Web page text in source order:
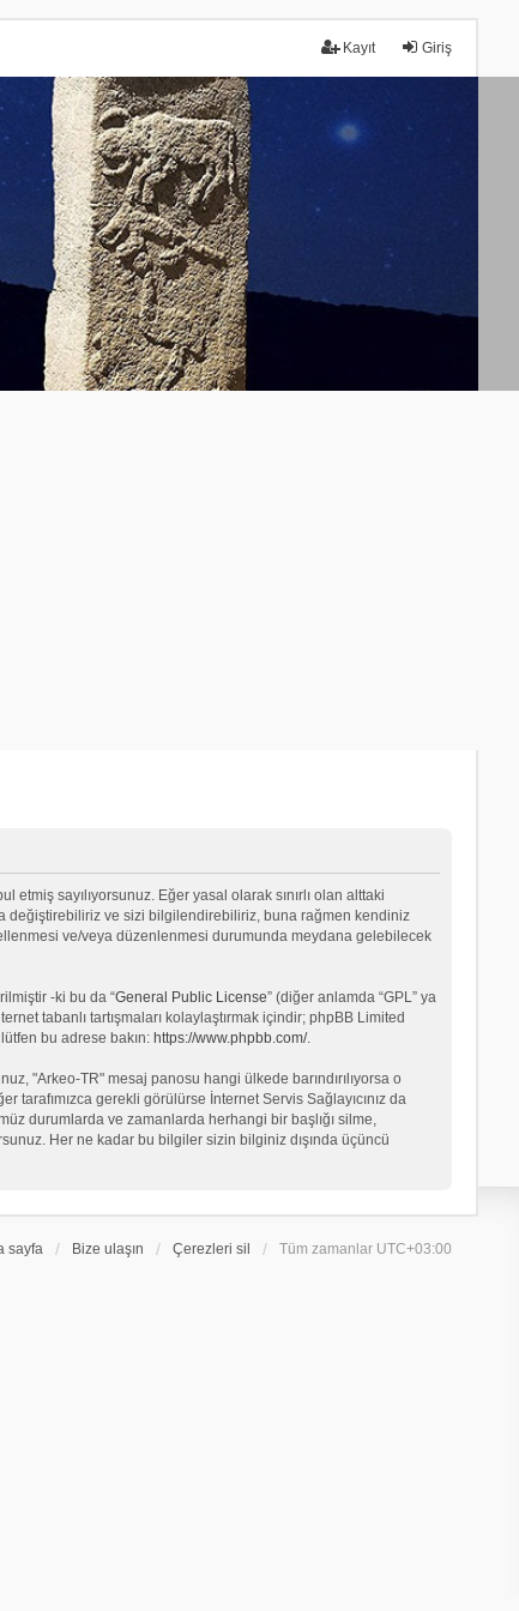
Giriş
Kayıt
etmiş sayılıyorsunuz. Eğer yasal olarak sınırlı olan alttaki
değiştirebiliriz ve sizi bilgilendirebiliriz, buna rağmen kendiniz
ve/veya düzenlenmesi durumunda meydana gelebilecek
-ki bu da “General Public License” (diğer anlamda “GPL” ya
tabanlı tartışmaları kolaylaştırmak içindir; phpBB Limited
bu adrese bakın: https://www.phpbb.com/.
"Arkeo-TR" mesaj panosu hangi ülkede barındırılıyorsa o
gerekli görülürse İnternet Servis Sağlayıcınız da
durumlarda ve zamanlarda herhangi bir başlığı silme,
Her ne kadar bu bilgiler sizin bilginiz dışında üçüncü
sayfa Bize ulaşın Çerezleri sil Tüm zamanlar UTC+03:00